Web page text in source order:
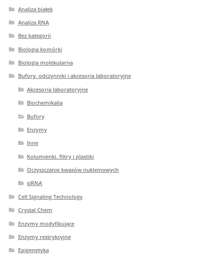
Analiza białek
Analiza RNA
Bez kategorii
Biologia komórki
Biologia molekularna
Bufory. odczynniki i akcesoria laboratoryjne
Akcesoria laboratoryjne
Biochemikalia
Bufory
Enzymy
Inne
Kolumienki. filtry i plastiki
Oczyszczanie kwasów nukleinowych
siRNA
Cell Signaling Technology
Crystal Chem
Enzymy modyfikujące
Enzymy restrykcyjne
Epigenetyka